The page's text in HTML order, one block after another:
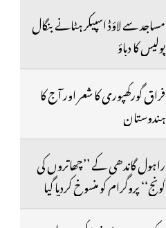
مساجد سے لاؤڈ اسپیکر ہٹانے بنگال
پولیس کا دباؤ
فراق گورکھپوری کا شعر اور آج کا
ہندوستان
راہول گاندھی کے ’’چھاتروں کی
گونج‘‘ پروگرام کو منسوخ کردیا گیا